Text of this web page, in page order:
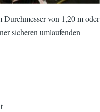
Durchmesser von 1,20 m oder
sicheren umlaufenden